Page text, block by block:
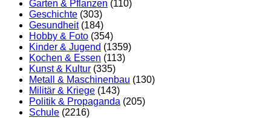
Garten & Pflanzen (110)
Geschichte (303)
Gesundheit (184)
Hobby & Foto (354)
Kinder & Jugend (1359)
Kochen & Essen (113)
Kunst & Kultur (335)
Metall & Maschinenbau (130)
Militär & Kriege (143)
Politik & Propaganda (205)
Schule (2216)